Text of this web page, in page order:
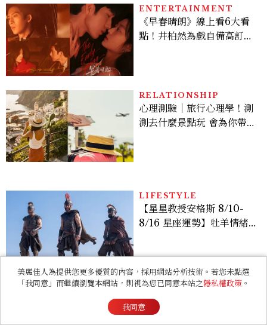
多大？
ENTERTAINMENT
《早春晴朗》線上看6大看
點！井柏然為戲自備高訂，
RELATIONSHIP
心理測驗｜旅行心理學！測
測去什麼景點玩 會為你帶來
LIFESTYLE
【星星教授安格斯 8/10-
8/16 星座運勢】牡羊情緒
美麗佳人為提供您更多優質的內容，採用網站分析技術。若您未點選
「我同意」而繼續瀏覽本網站，則視為您已同意本站之隱私權政策 。
我同意